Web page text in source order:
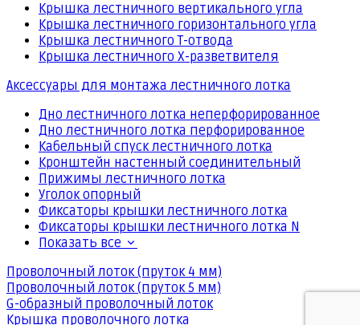
Крышка лестничного вертикального угла
Крышка лестничного горизонтального угла
Крышка лестничного Т-отвода
Крышка лестничного Х-разветвителя
Аксессуары для монтажа лестничного лотка
Дно лестничного лотка неперфорированное
Дно лестничного лотка перфорированное
Кабельный спуск лестничного лотка
Кронштейн настенный соединительный
Прижимы лестничного лотка
Уголок опорный
Фиксаторы крышки лестничного лотка
Фиксаторы крышки лестничного лотка N
Показать все
Проволочный лоток (пруток 4 мм)
Проволочный лоток (пруток 5 мм)
G-образный проволочный лоток
Крышка проволочного лотка